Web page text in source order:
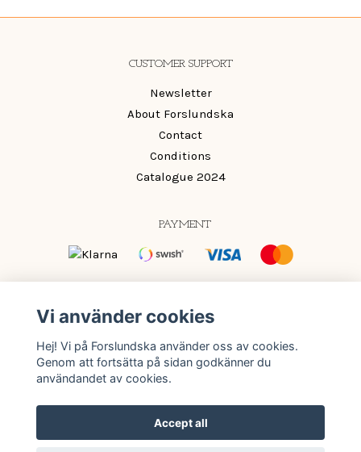
CUSTOMER SUPPORT
Newsletter
About Forslundska
Contact
Conditions
Catalogue 2024
PAYMENT
Färg ska vara roligt och passa oavsett om du vågar mycket
eller lite.
Vi använder cookies
Hej! Vi på Forslundska använder oss av cookies.
Genom att fortsätta på sidan godkänner du
användandet av cookies.
Accept all